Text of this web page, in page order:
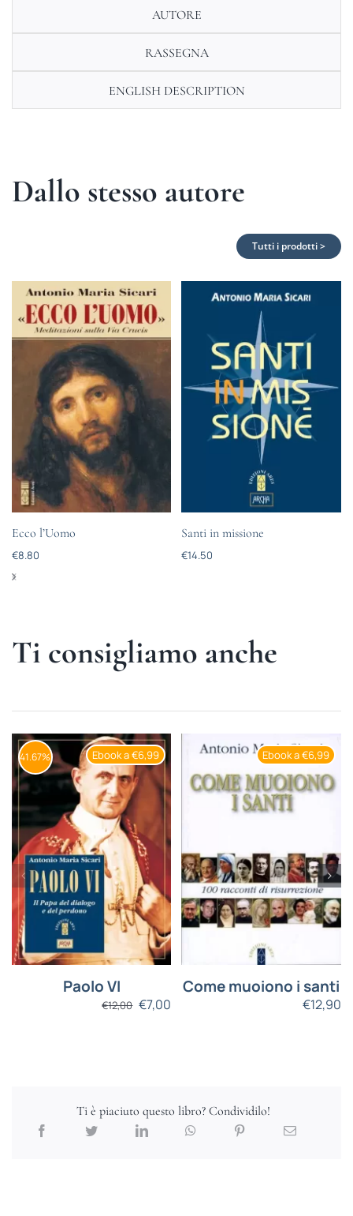
AUTORE
RASSEGNA
ENGLISH DESCRIPTION
Dallo stesso autore
Tutti i prodotti >
Ecco l’Uomo
€8.80
Santi in missione
€14.50
Ti consigliamo anche
Ebook a €6,99
41.67%
Paolo VI
€12,00 €7,00
Ebook a €6,99
Come muoiono i santi
€12,90
Ti è piaciuto questo libro? Condividilo!